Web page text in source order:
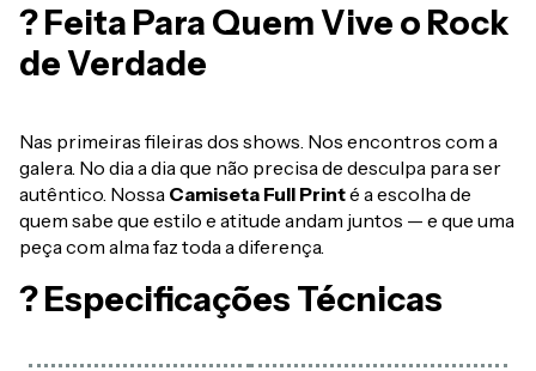
? Feita Para Quem Vive o Rock
de Verdade
Nas primeiras fileiras dos shows. Nos encontros com a
galera. No dia a dia que não precisa de desculpa para ser
autêntico. Nossa Camiseta Full Printé a escolha de
quem sabe que estilo e atitude andam juntos — e que uma
peça com alma faz toda a diferença.
? Especificações Técnicas